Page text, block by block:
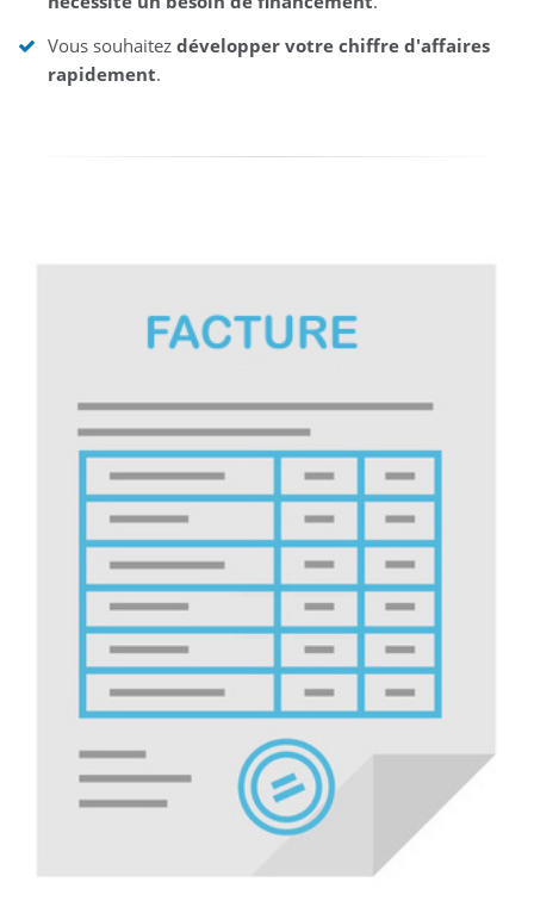
Vous souhaitez développer votre chiffre d'affaires
rapidement.